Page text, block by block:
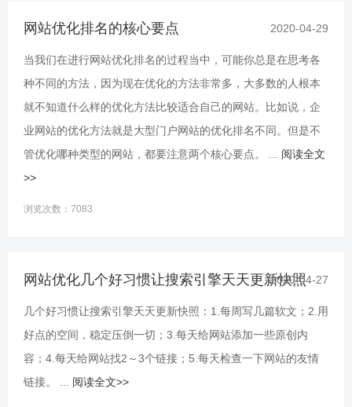
网站优化排名的核心要点 2020-04-29
当我们在进行网站优化排名的过程当中，可能你总是在思考各
种不同的方法，因为现在优化的方法非常多，大多数的人根本
就不知道什么样的优化方法比较适合自己的网站。比如说，企
业网站的优化方法就是大型门户网站的优化排名不同。但是不
管优化哪种类型的网站，都要注意两个核心要点。 ... 阅读全文
>>
浏览次数：7083
网站优化几个好习惯让搜索引擎天天更新快照
2020-04-27
几个好习惯让搜索引擎天天更新快照：1.每周写几篇软文；2.用
好点的空间，稳定压倒一切；3.每天给网站添加一些原创内
容；4.每天给网站找2～3个链接；5.每天检查一下网站的友情
链接。 ... 阅读全文>>